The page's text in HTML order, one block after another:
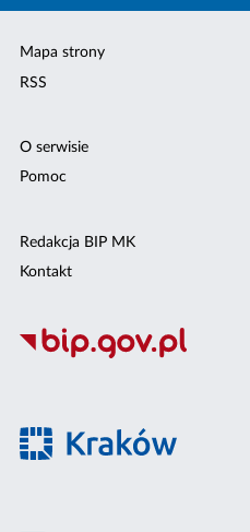
Mapa strony
RSS
O serwisie
Pomoc
Redakcja BIP MK
Kontakt